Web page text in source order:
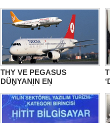
THY VE PEGASUS
DÜNYANIN EN